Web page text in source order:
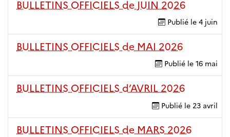
BULLETINS OFFICIELS de JUIN 2026
Publié le 4 juin
BULLETINS OFFICIELS de MAI 2026
Publié le 16 mai
BULLETINS OFFICIELS d’AVRIL 2026
Publié le 23 avril
BULLETINS OFFICIELS de MARS 2026